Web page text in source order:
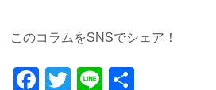
このコラムをSNSでシェア！
Facebook
Twitter
Line